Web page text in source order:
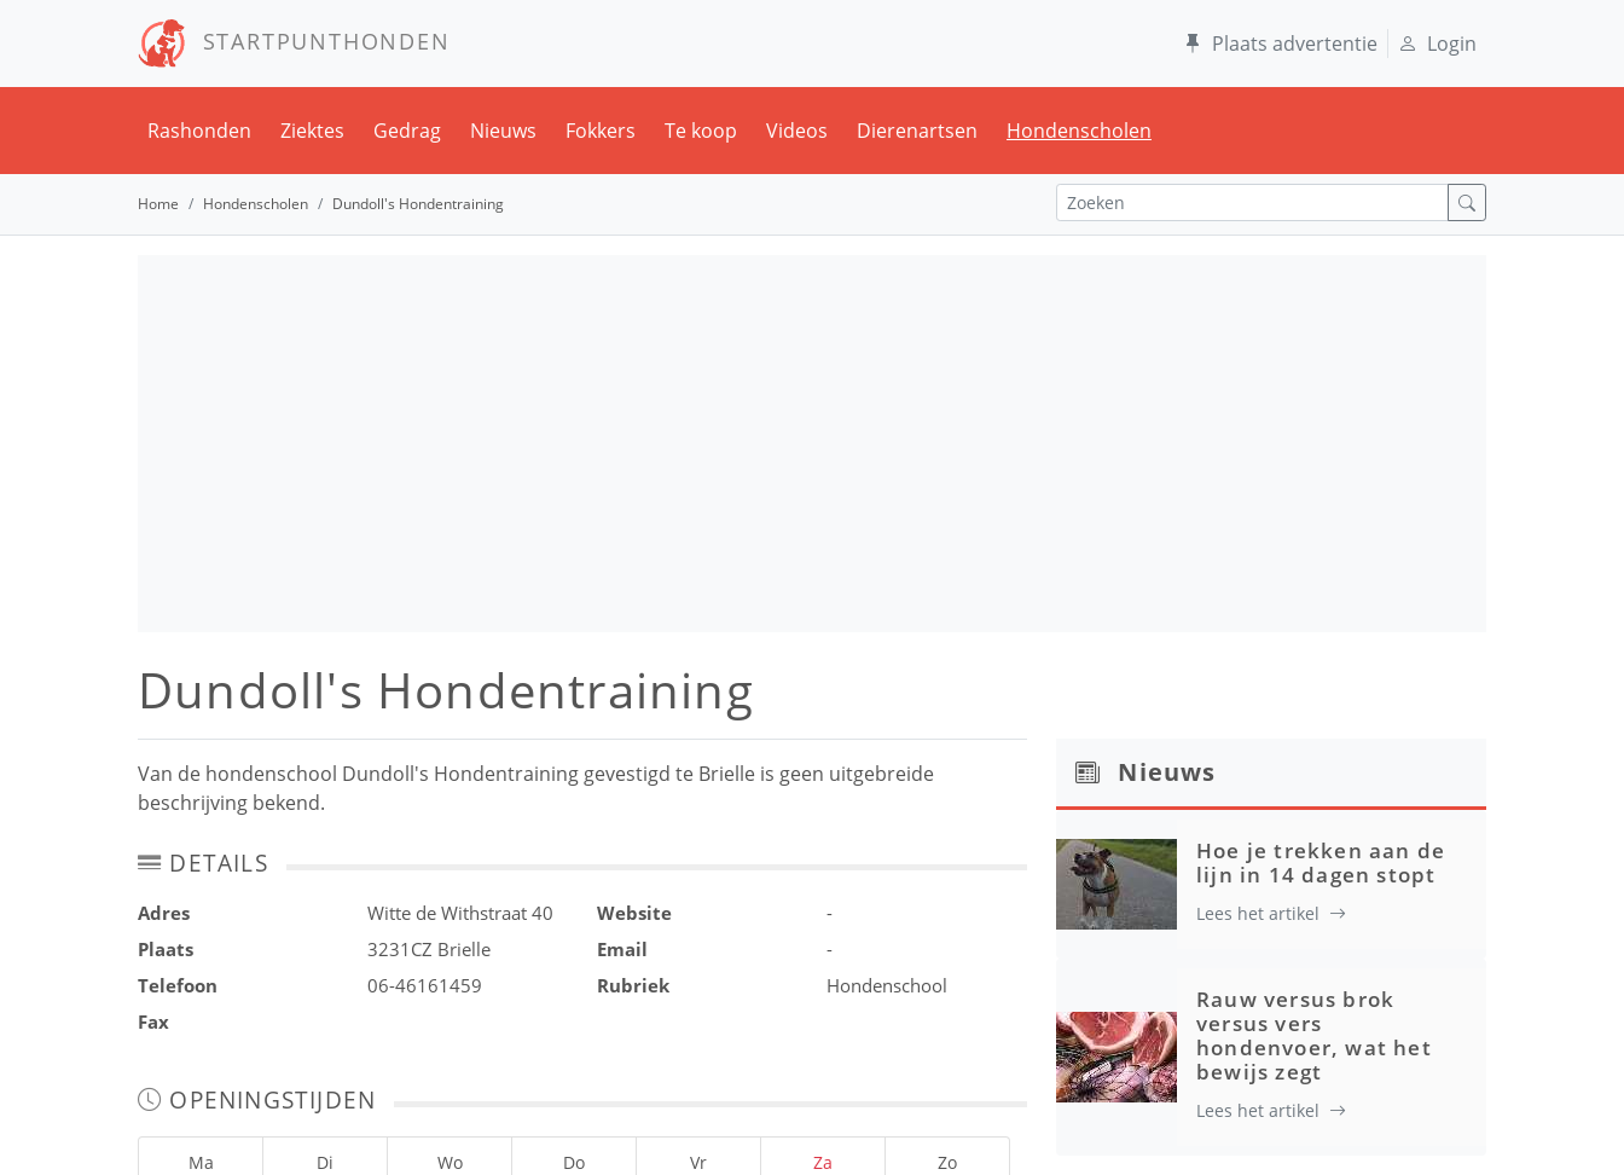
STARTPUNTHONDEN Plaats advertentie Login
Rashonden Ziektes Gedrag Nieuws Fokkers Te koop Videos Dierenartsen Hondenscholen
Home Hondenscholen Dundoll's Hondentraining
Dundoll's Hondentraining
Van de hondenschool Dundoll's Hondentraining gevestigd te Brielle is geen uitgebreide
beschrijving bekend.
DETAILS
Adres
Witte de Withstraat 40
Plaats
3231CZ Brielle
Telefoon
06-46161459
Fax
Website
-
Email
-
Rubriek
Hondenschool
OPENINGSTIJDEN
Ma
Di
Wo
Do
Vr
Za
Zo
Nieuws
Hoe je trekken aan de
lijn in 14 dagen stopt
Lees het artikel
Rauw versus brok
versus vers
hondenvoer, wat het
bewijs zegt
Lees het artikel